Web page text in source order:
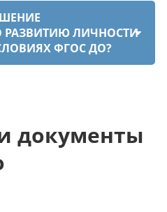
ЛИЧНОСТИ
ФГОС ДО?
документы